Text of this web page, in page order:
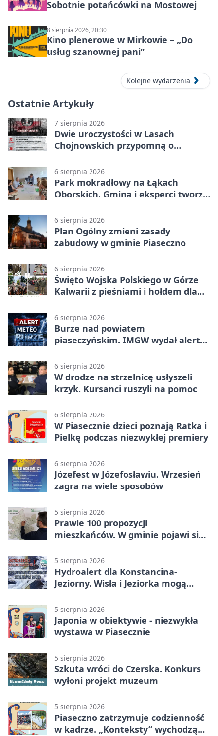
Sobotnie potańcówki na Mostowej
8 sierpnia 2026, 20:30
Kino plenerowe w Mirkowie – „Do
usług szanownej pani”
Kolejne wydarzenia
Ostatnie Artykuły
7 sierpnia 2026
Dwie uroczystości w Lasach
Chojnowskich przypomną o
6 sierpnia 2026
Park mokradłowy na Łąkach
Oborskich. Gmina i eksperci tworzą
6 sierpnia 2026
Plan Ogólny zmieni zasady
zabudowy w gminie Piaseczno
6 sierpnia 2026
Święto Wojska Polskiego w Górze
Kalwarii z pieśniami i hołdem dla
6 sierpnia 2026
Burze nad powiatem
piaseczyńskim. IMGW wydał alert
6 sierpnia 2026
W drodze na strzelnicę usłyszeli
krzyk. Kursanci ruszyli na pomoc
6 sierpnia 2026
W Piasecznie dzieci poznają Ratka i
Pielkę podczas niezwykłej premiery
6 sierpnia 2026
Józefest w Józefosławiu. Wrzesień
zagra na wiele sposobów
5 sierpnia 2026
Prawie 100 propozycji
mieszkańców. W gminie pojawi się
5 sierpnia 2026
Hydroalert dla Konstancina-
Jeziorny. Wisła i Jeziorka mogą
5 sierpnia 2026
Japonia w obiektywie - niezwykła
wystawa w Piasecznie
5 sierpnia 2026
Szkuta wróci do Czerska. Konkurs
wyłoni projekt muzeum
5 sierpnia 2026
Piaseczno zatrzymuje codzienność
w kadrze. „Konteksty” wychodzą